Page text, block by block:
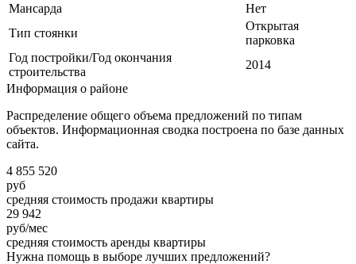
Мансарда
Нет
Тип стоянки
Открытая
парковка
Год постройки/Год окончания
строительства
2014
Информация о районе
Распределение общего объема предложений по типам
объектов. Информационная сводка построена по базе данных
сайта.
4 855 520
руб
средняя стоимость продажи квартиры
29 942
руб/мес
средняя стоимость аренды квартиры
Нужна помощь в выборе лучших предложений?